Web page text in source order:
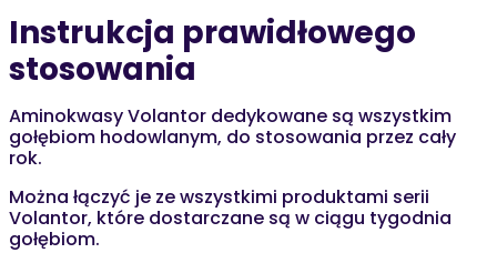
Instrukcja prawidłowego
stosowania
Aminokwasy Volantor dedykowane są wszystkim
gołębiom hodowlanym, do stosowania przez cały
rok.
Można łączyć je ze wszystkimi produktami serii
Volantor, które dostarczane są w ciągu tygodnia
gołębiom.